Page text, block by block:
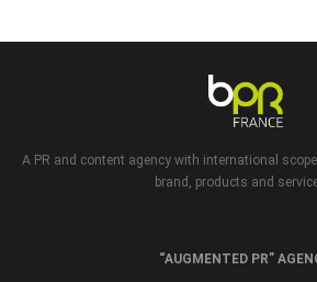
A PR and content agency with international
brand, products and
“AUGMENTED PR”